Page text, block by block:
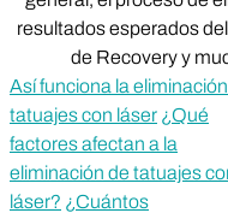
resultados esperados
de Recovery y
Así funciona la
tatuajes con láser ¿Qué
factores afectan a la
eliminación de tatuajes
láser? ¿Cuántos